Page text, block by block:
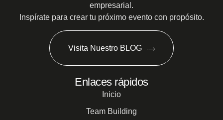
empresarial.
Inspírate para crear tu próximo evento con propósito.
Visita Nuestro BLOG
Enlaces rápidos
Inicio
Team Building